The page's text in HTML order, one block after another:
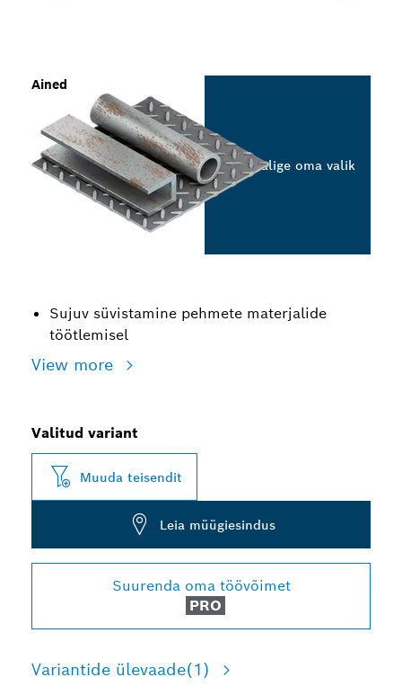
Sujuv süvistamine pehmete materjalide
töötlemisel
View more
Ained
Valige oma valik
Valitud variant
Muuda teisendit
Leia müügiesindus
Suurenda oma töövõimet
PRO
Variantide ülevaade(1)